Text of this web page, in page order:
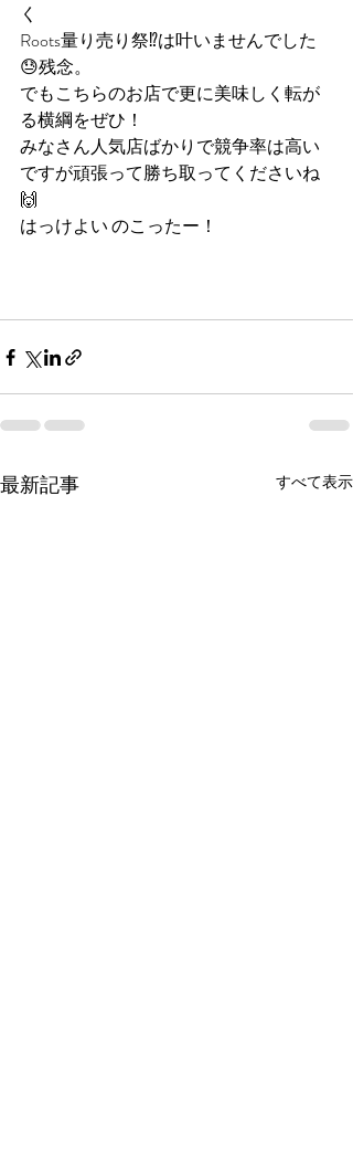
く
Roots量り売り祭⁉️は叶いませんでした
😓残念。
でもこちらのお店で更に美味しく転が
る横綱をぜひ！
みなさん人気店ばかりで競争率は高い
ですが頑張って勝ち取ってくださいね
🙌
はっけよい のこったー！
最新記事 すべて表示